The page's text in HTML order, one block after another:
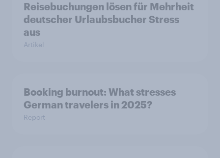
Reisebuchungen lösen für Mehrheit
deutscher Urlaubsbucher Stress
aus
Artikel
Booking burnout: What stresses
German travelers in 2025?
Report